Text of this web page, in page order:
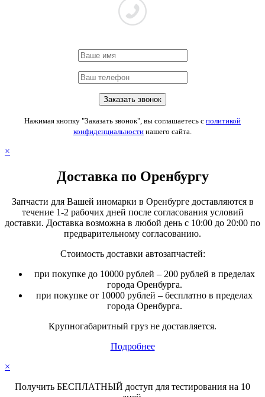
Нажимая кнопку "Заказать звонок", вы соглашаетесь с политикой
конфиденциальности нашего сайта.
×
Доставка по Оренбургу
Запчасти для Вашей иномарки в Оренбурге доставляются в
течение 1-2 рабочих дней после согласования условий
доставки. Доставка возможна в любой день с 10:00 до 20:00 по
предварительному согласованию.
Стоимость доставки автозапчастей:
при покупке до 10000 рублей – 200 рублей в пределах
города Оренбурга.
при покупке от 10000 рублей – бесплатно в пределах
города Оренбурга.
Крупногабаритный груз не доставляется.
Подробнее
×
Получить БЕСПЛАТНЫЙ доступ для тестирования на 10